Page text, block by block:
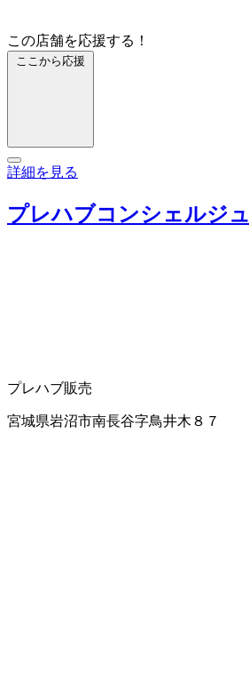
この店舗を応援する！
ここから応援
詳細を見る
プレハブコンシェルジュ
プレハブ販売
宮城県岩沼市南長谷字鳥井木８７